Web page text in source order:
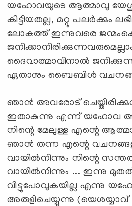
യഹോവയുടെ ആത്മാവു
കിട്ടിയതല്ല, മറ്റു പലര്‍ക്കും
ലോകത്ത് ഇന്നുവരെ
ദൈവാത്മാവിനാല്‍
ഏതാനും ബൈബിള്‍
ഞാന്‍ അവരോട്
ഇതാകുന്നു എന്ന് യഹോവ
നിന്റെ മേലുള്ള എന്റെ
ഞാന്‍ തന്ന എന്റെ
വായില്‍നിന്നും നിന്റെ
വായില്‍നിന്നും ... ഇന്നു
വിട്ടുപോവുകയില്ല എന്നു
അരുളിചെയ്യുന്നു (യെശയ്യാവ്